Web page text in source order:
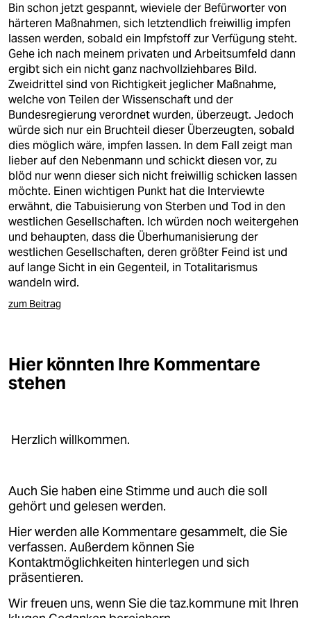
Bin schon jetzt gespannt, wieviele der Befürworter von
härteren Maßnahmen, sich letztendlich freiwillig impfen
lassen werden, sobald ein Impfstoff zur Verfügung steht.
Gehe ich nach meinem privaten und Arbeitsumfeld dann
ergibt sich ein nicht ganz nachvollziehbares Bild.
Zweidrittel sind von Richtigkeit jeglicher Maßnahme,
welche von Teilen der Wissenschaft und der
Bundesregierung verordnet wurden, überzeugt. Jedoch
würde sich nur ein Bruchteil dieser Überzeugten, sobald
dies möglich wäre, impfen lassen. In dem Fall zeigt man
lieber auf den Nebenmann und schickt diesen vor, zu
blöd nur wenn dieser sich nicht freiwillig schicken lassen
möchte. Einen wichtigen Punkt hat die Interviewte
erwähnt, die Tabuisierung von Sterben und Tod in den
westlichen Gesellschaften. Ich würden noch weitergehen
und behaupten, dass die Überhumanisierung der
westlichen Gesellschaften, deren größter Feind ist und
auf lange Sicht in ein Gegenteil, in Totalitarismus
wandeln wird.
zum Beitrag
Hier könnten Ihre Kommentare
stehen
Herzlich willkommen.
Auch Sie haben eine Stimme und auch die soll
gehört und gelesen werden.
Hier werden alle Kommentare gesammelt, die Sie
verfassen. Außerdem können Sie
Kontaktmöglichkeiten hinterlegen und sich
präsentieren.
Wir freuen uns, wenn Sie die taz.kommune mit Ihren